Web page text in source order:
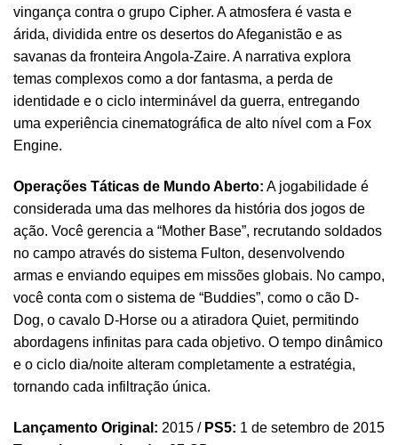
vingança contra o grupo Cipher. A atmosfera é vasta e
árida, dividida entre os desertos do Afeganistão e as
savanas da fronteira Angola-Zaire. A narrativa explora
temas complexos como a dor fantasma, a perda de
identidade e o ciclo interminável da guerra, entregando
uma experiência cinematográfica de alto nível com a Fox
Engine.
Operações Táticas de Mundo Aberto: A jogabilidade é
considerada uma das melhores da história dos jogos de
ação. Você gerencia a “Mother Base”, recrutando soldados
no campo através do sistema Fulton, desenvolvendo
armas e enviando equipes em missões globais. No campo,
você conta com o sistema de “Buddies”, como o cão D-
Dog, o cavalo D-Horse ou a atiradora Quiet, permitindo
abordagens infinitas para cada objetivo. O tempo dinâmico
e o ciclo dia/noite alteram completamente a estratégia,
tornando cada infiltração única.
Lançamento Original: 2015 / PS5: 1 de setembro de 2015